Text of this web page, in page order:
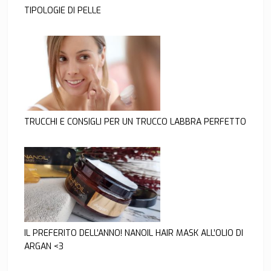
TIPOLOGIE DI PELLE
TRUCCHI E CONSIGLI PER UN TRUCCO LABBRA PERFETTO
IL PREFERITO DELL’ANNO! NANOIL HAIR MASK ALL’OLIO DI
ARGAN <3